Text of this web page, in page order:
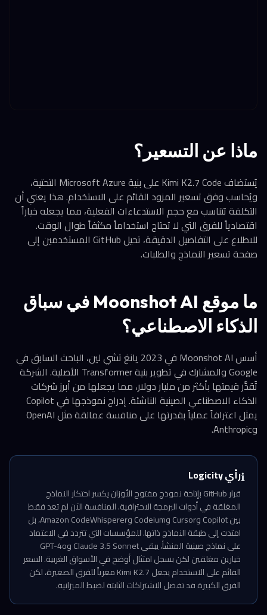
ماذا عن التسعير؟
يُستضاف Kimi K2.7 Code على بنية Microsoft Azure التحتية،
ويُحاسب وفق تسعير المزود القائم على الاستخدام. هذا يعني أن
التكلفة تتناسب مع حجم الاستدعاءات الفعلية، مما يجعله خياراً
اقتصادياً للفرق التي لا تحتاج استخداماً مكثفاً طوال الوقت.
للاطلاع على التفاصيل الدقيقة، تحيل GitHub المستخدمين إلى
صفحة تسعير النماذج والطلبات.
ما موقع Moonshot AI في سباق
الذكاء الاصطناعي؟
أسس Moonshot AI في 2023 يانغ تشي لين، الباحث السابق في
Google والمشارك في تطوير بنية Transformer الأصلية. الشركة
تُقدَّر قيمتها بأكثر من مليار دولار، مما يجعلها من أبرز شركات
الذكاء الاصطناعي الصينية الناشئة. إدراج نموذجها في Copilot
يمثل اعترافاً عملياً بقدرتها على منافسة عمالقة مثل OpenAI
وAnthropic.
ℹ️رأي Logicity
قرار GitHub بإتاحة نموذج مفتوح الأوزان يكسر احتكار النماذج
المغلقة في أدوات البرمجة الاحترافية. المنافسة الآن لم تعد فقط
بين Copilot وCursor وCodeium وAmazon CodeWhisperer، بل
امتدت إلى طبقة النماذج ذاتها. للمؤسسات التي تتردد في الاعتماد
على نماذج صينية المنشأ، يبقى Claude 3.5 Sonnet وGPT-4o
خيارين مغلقين لكن بسجل امتثال أوضح في الأسواق الغربية. السعر
القائم على الاستخدام يجعل Kimi K2.7 مغرياً للفرق الصغيرة، لكن
الفرق الكبيرة قد تفضل الاشتراكات الثابتة لضبط الميزانية.